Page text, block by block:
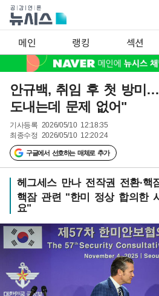
메인 랭킹 섹션
안규백, 취임 후 첫 방미
도내는데 문제 없어"
기사등록 2026/05/10 12:18:35
최종수정 2026/05/10 12:20:24
구글에서 선호하는 매체로 추가
헤그세스 만나 전작권 전환·
핵잠 관련 "한미 정상 합의한
요"